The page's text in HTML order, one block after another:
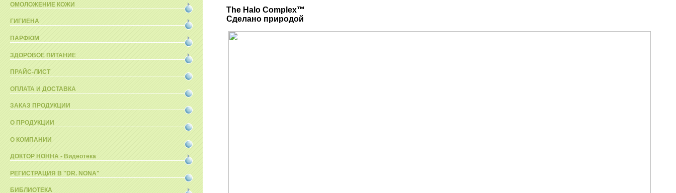
ОМОЛОЖЕНИЕ КОЖИ
ГИГИЕНА
ПАРФЮМ
ЗДОРОВОЕ ПИТАНИЕ
ПРАЙС-ЛИСТ
ОПЛАТА И ДОСТАВКА
ЗАКАЗ ПРОДУКЦИИ
О ПРОДУКЦИИ
О КОМПАНИИ
ДОКТОР НОННА - Видеотека
РЕГИСТРАЦИЯ В "DR. NONA"
БИБЛИОТЕКА
The Halo Complex™
Сделано природой